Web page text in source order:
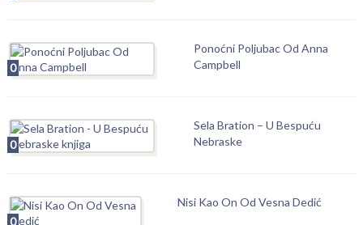
0
Ponoćni Poljubac Od Anna
Campbell
0
Sela Bration – U Bespuću
Nebraske
0
Nisi Kao On Od Vesna Dedić